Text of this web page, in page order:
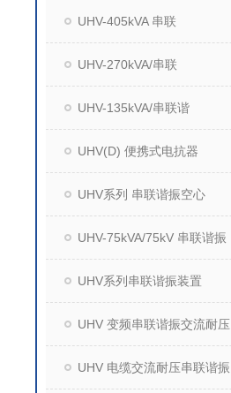
UHV-405kVA 串联
UHV-270kVA/串联
UHV-135kVA/串联谐
UHV(D) 便携式电抗器
UHV系列 串联谐振空心
UHV-75kVA/75kV 串联谐振
UHV系列串联谐振装置
UHV 变频串联谐振交流耐压
UHV 电缆交流耐压串联谐振